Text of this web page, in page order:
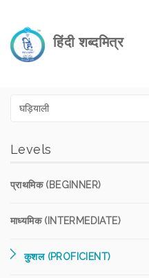
हिंदी शब्दमित्र
Levels
प्राथमिक (BEGINNER)
माध्यमिक (INTERMEDIATE)
कुशल (PROFICIENT)